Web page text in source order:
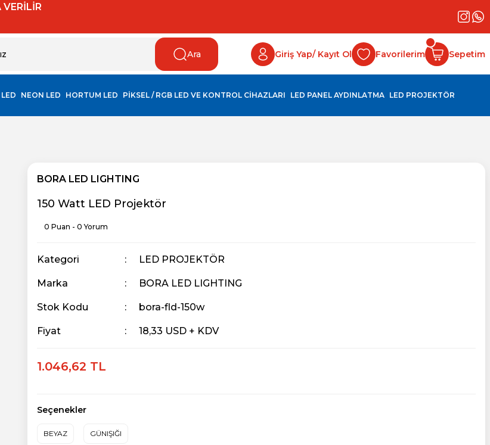
VERİLİR
Ara Giriş Yap/ Kayıt Ol Favorilerim Sepetim
NEON LED HORTUM LED PİKSEL / RGB LED VE KONTROL CİHAZLARI LED PANEL AYDINLATMA LED PROJEKTÖR
BORA LED LIGHTING
150 Watt LED Projektör
0 Puan - 0 Yorum
Kategori LED PROJEKTÖR
Marka BORA LED LIGHTING
Stok Kodu bora-fld-150w
Fiyat 18,33 USD + KDV
1.046,62 TL
Seçenekler
BEYAZ GÜNIŞIĞI